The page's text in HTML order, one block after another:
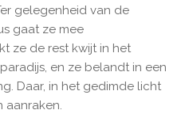
gelegenheid van de
gaat ze mee
ze de rest kwijt in het
en ze belandt in een
Daar, in het gedimde licht